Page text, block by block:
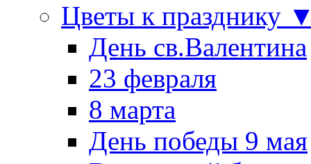
Цветы к празднику
День св.Валентина
23 февраля
8 марта
День победы 9 мая